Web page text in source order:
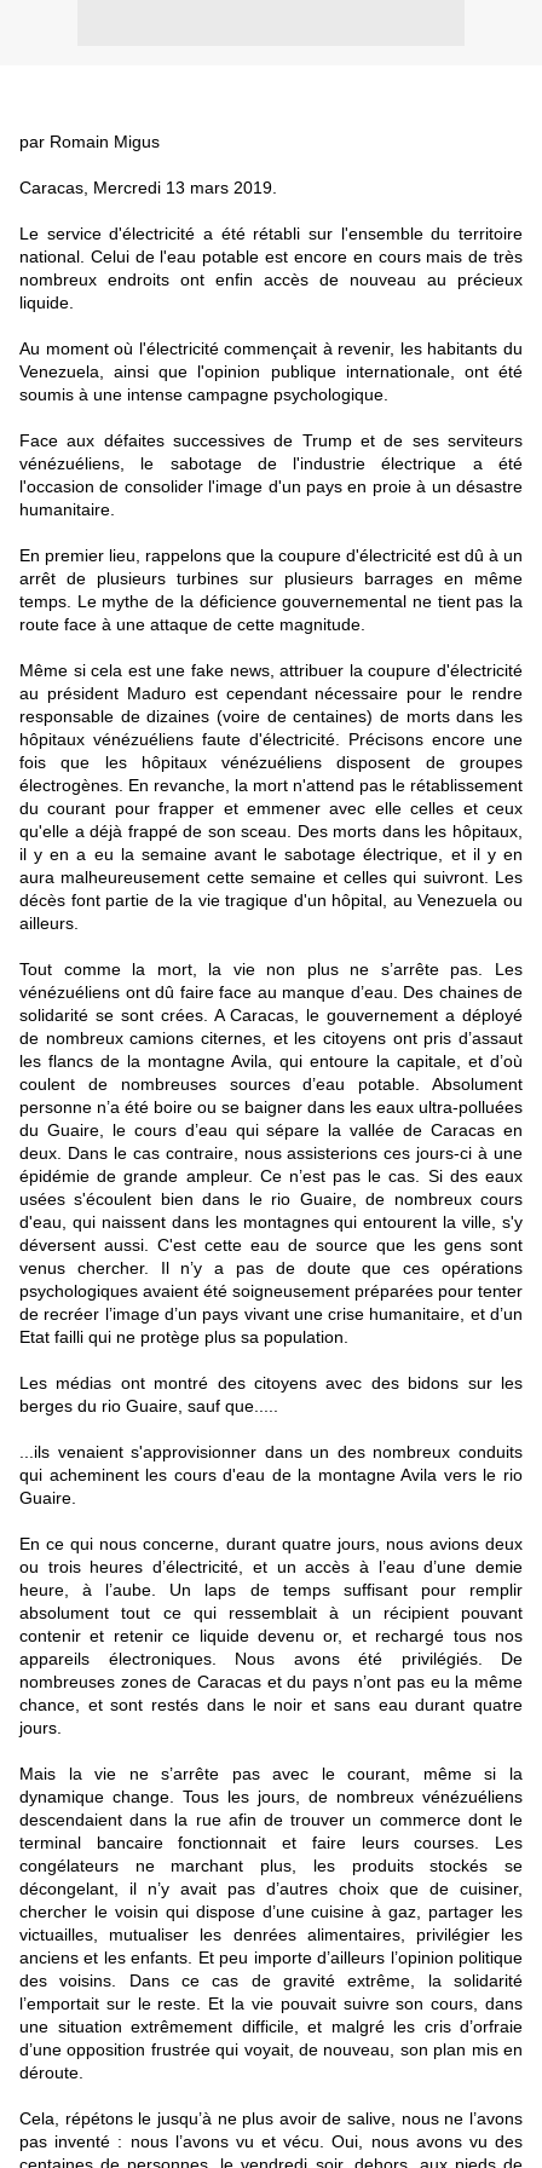
par Romain Migus
Caracas, Mercredi 13 mars 2019.
Le service d'électricité a été rétabli sur l'ensemble du territoire
national. Celui de l'eau potable est encore en cours mais de très
nombreux endroits ont enfin accès de nouveau au précieux
liquide.
Au moment où l'électricité commençait à revenir, les habitants du
Venezuela, ainsi que l'opinion publique internationale, ont été
soumis à une intense campagne psychologique.
Face aux défaites successives de Trump et de ses serviteurs
vénézuéliens, le sabotage de l'industrie électrique a été
l'occasion de consolider l'image d'un pays en proie à un désastre
humanitaire.
En premier lieu, rappelons que la coupure d'électricité est dû à un
arrêt de plusieurs turbines sur plusieurs barrages en même
temps. Le mythe de la déficience gouvernemental ne tient pas la
route face à une attaque de cette magnitude.
Même si cela est une fake news, attribuer la coupure d'électricité
au président Maduro est cependant nécessaire pour le rendre
responsable de dizaines (voire de centaines) de morts dans les
hôpitaux vénézuéliens faute d'électricité. Précisons encore une
fois que les hôpitaux vénézuéliens disposent de groupes
électrogènes. En revanche, la mort n'attend pas le rétablissement
du courant pour frapper et emmener avec elle celles et ceux
qu'elle a déjà frappé de son sceau. Des morts dans les hôpitaux,
il y en a eu la semaine avant le sabotage électrique, et il y en
aura malheureusement cette semaine et celles qui suivront. Les
décès font partie de la vie tragique d'un hôpital, au Venezuela ou
ailleurs.
Tout comme la mort, la vie non plus ne s’arrête pas. Les
vénézuéliens ont dû faire face au manque d’eau. Des chaines de
solidarité se sont crées. A Caracas, le gouvernement a déployé
de nombreux camions citernes, et les citoyens ont pris d’assaut
les flancs de la montagne Avila, qui entoure la capitale, et d’où
coulent de nombreuses sources d’eau potable. Absolument
personne n’a été boire ou se baigner dans les eaux ultra-polluées
du Guaire, le cours d’eau qui sépare la vallée de Caracas en
deux. Dans le cas contraire, nous assisterions ces jours-ci à une
épidémie de grande ampleur. Ce n’est pas le cas. Si des eaux
usées s'écoulent bien dans le rio Guaire, de nombreux cours
d'eau, qui naissent dans les montagnes qui entourent la ville, s'y
déversent aussi. C'est cette eau de source que les gens sont
venus chercher. Il n’y a pas de doute que ces opérations
psychologiques avaient été soigneusement préparées pour tenter
de recréer l’image d’un pays vivant une crise humanitaire, et d’un
Etat failli qui ne protège plus sa population.
Les médias ont montré des citoyens avec des bidons sur les
berges du rio Guaire, sauf que.....
...ils venaient s'approvisionner dans un des nombreux conduits
qui acheminent les cours d'eau de la montagne Avila vers le rio
Guaire.
En ce qui nous concerne, durant quatre jours, nous avions deux
ou trois heures d’électricité, et un accès à l’eau d’une demie
heure, à l’aube. Un laps de temps suffisant pour remplir
absolument tout ce qui ressemblait à un récipient pouvant
contenir et retenir ce liquide devenu or, et rechargé tous nos
appareils électroniques. Nous avons été privilégiés. De
nombreuses zones de Caracas et du pays n’ont pas eu la même
chance, et sont restés dans le noir et sans eau durant quatre
jours.
Mais la vie ne s’arrête pas avec le courant, même si la
dynamique change. Tous les jours, de nombreux vénézuéliens
descendaient dans la rue afin de trouver un commerce dont le
terminal bancaire fonctionnait et faire leurs courses. Les
congélateurs ne marchant plus, les produits stockés se
décongelant, il n’y avait pas d’autres choix que de cuisiner,
chercher le voisin qui dispose d’une cuisine à gaz, partager les
victuailles, mutualiser les denrées alimentaires, privilégier les
anciens et les enfants. Et peu importe d’ailleurs l’opinion politique
des voisins. Dans ce cas de gravité extrême, la solidarité
l’emportait sur le reste. Et la vie pouvait suivre son cours, dans
une situation extrêmement difficile, et malgré les cris d’orfraie
d’une opposition frustrée qui voyait, de nouveau, son plan mis en
déroute.
Cela, répétons le jusqu’à ne plus avoir de salive, nous ne l’avons
pas inventé : nous l’avons vu et vécu. Oui, nous avons vu des